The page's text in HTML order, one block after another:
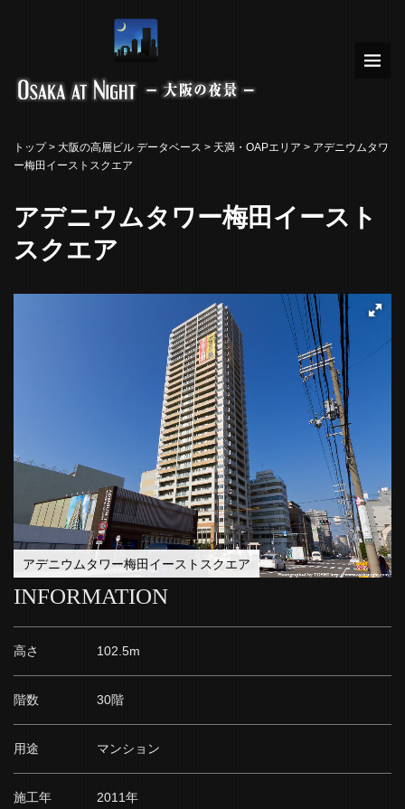
トップ> 大阪の高層ビル データベース > 天満・OAPエリア > アデニウムタワ
ー梅田イーストスクエア
アデニウムタワー梅田イースト
スクエア
アデニウムタワー梅田イーストスクエア
INFORMATION
高さ 102.5m
階数 30階
用途 マンション
施工年 2011年